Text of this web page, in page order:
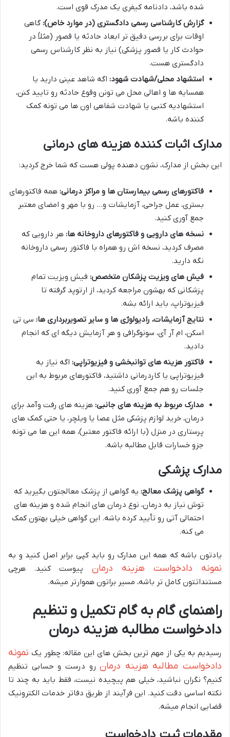
شده باشد، دادنامه کیفری یک مدرک قوی است.
گزارش کارشناسی رسمی دادگستری (در موارد خاص): گاهی
اوقات برای بررسی دقیق تر ابعاد حادثه یا قصور (مثلاً در
حوادث کار یا قصور پزشکی) نیاز به نظر کارشناس رسمی
دادگستری هست.
استشهاد محلی/شهادت شهود: اگه شاهد عینی دارید یا
همسایه ها و اهالی محل می تونن وقوع حادثه رو تایید کنن،
استشهادیه کتبی یا شهادت شفاهی اون ها می تونه کمک
کننده باشه.
مدارک اثبات کننده هزینه های درمانی
این بخش از مدارک، نشون دهنده پولی هست که شما خرج کردید:
فاکتورهای رسمی بیمارستان ها و مراکز درمانی: همه فاکتورهای
بستری، عمل جراحی، آزمایشات و… رو با مهر و امضای معتبر
جمع آوری کنید.
نسخه های دارویی و فاکتورهای داروخانه ها: هر دارویی که
مصرف کردید، نسخه اش رو همراه با فاکتور رسمی داروخانه
نگه دارید.
فیش های ویزیت پزشکان متخصص: فیش ویزیت تمام
پزشکانی که بهشون مراجعه کردید، از ارتوپد گرفته تا
فیزیوتراپ، باید ارائه بشه.
نتایج آزمایشات، رادیولوژی ها و سایر تصویربرداری ها: سی تی
اسکن، ام آر آی، سونوگرافی و هر آزمایش دیگه ای که انجام
دادید.
فاکتور هزینه های توانبخشی و فیزیوتراپی: اگه نیاز به
فیزیوتراپی یا کاردرمانی داشتید، فاکتورهای مربوط به این
جلسات رو هم جمع آوری کنید.
مدارک مربوط به هزینه های جانبی: هزینه های رفت وآمد برای
درمان، خرید لوازم پزشکی مثل عصا یا ویلچر، یا حتی کمک های
پرستاری در منزل (با ارائه فاکتور معتبر)، همه این ها می تونه
جزو خسارات قابل مطالبه باشه.
مدارک پزشکی
گواهی پزشک معالج: یه گواهی از پزشک معالجتون بگیرید که
توش نیاز به درمان، نوع درمان های انجام شده و هزینه های
احتمالی آتی رو تأیید کرده باشه. این گواهی خیلی بهتون کمک
می کنه.
یادتون باشه که همه این مدارک رو باید کپی برابر اصل کنید و به
نمونه دادخواست هزینه درمان پیوست کنید. هرچی
مستنداتتون کامل تر باشه، مسیر براتون هموارتر میشه.
راهنمای گام به گام تکمیل و تنظیم
دادخواست مطالبه هزینه درمان
رسیدیم به یکی از مهم ترین بخش های این مقاله: چطور یک نمونه
دادخواست مطالبه هزینه درمانرو درست و حسابی تنظیم
کنیم؟ نگران نباشید، خیلی هم پیچیده نیست، فقط باید به چند تا
نکته اساسی دقت کنید. این فرآیند از طریق دفاتر خدمات الکترونیک
قضایی انجام میشه.